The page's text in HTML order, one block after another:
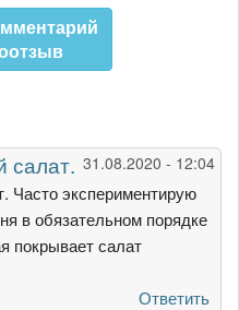
31.08.2020 - 12:04
салат.
Часто экспериментирую
в обязательном порядке
покрывает салат
Ответить